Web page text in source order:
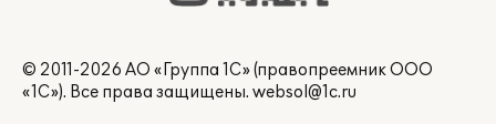
© 2011-2026 АО «Группа 1С» (правопреемник ООО
«1С»). Все права защищены. websol@1c.ru